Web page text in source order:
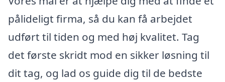
pålideligt firma, så du kan få arbejdet
udført til tiden og med høj kvalitet. Tag
det første skridt mod en sikker løsning til
dit tag, og lad os guide dig til de bedste